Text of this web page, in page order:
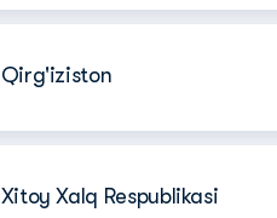
Qirg'iziston
Xitoy Xalq Respublikasi